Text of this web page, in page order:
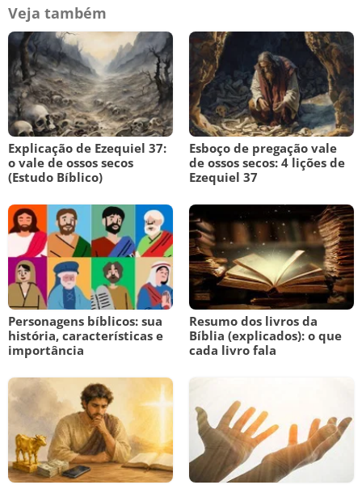
Veja também
Explicação de Ezequiel 37:
o vale de ossos secos
(Estudo Bíblico)
Esboço de pregação vale
de ossos secos: 4 lições de
Ezequiel 37
Personagens bíblicos: sua
história, características e
importância
Resumo dos livros da
Bíblia (explicados): o que
cada livro fala